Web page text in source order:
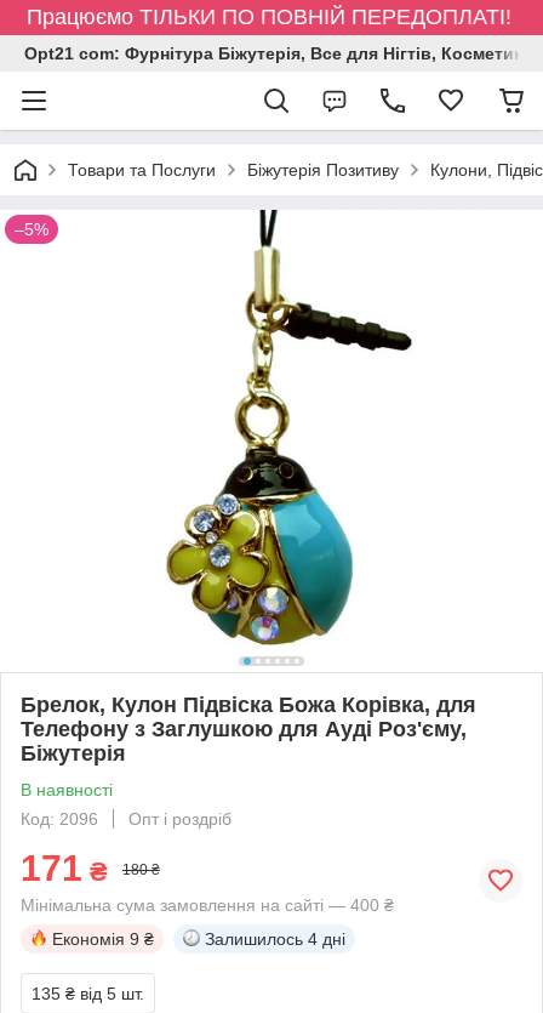
Працюємо ТІЛЬКИ ПО ПОВНІЙ ПЕРЕДОПЛАТІ!
Opt21 com: Фурнітура Біжутерія, Все для Нігтів, Косметика
Товари та Послуги Біжутерія Позитиву Кулони,
–5%
Брелок, Кулон Підвіска Божа Корівка, для
Телефону з Заглушкою для Ауді Роз'єму,
Біжутерія
В наявності
Код: 2096
Опт і роздріб
171 ₴ 180 ₴
Мінімальна сума замовлення на сайті — 400 ₴
Економія 9 ₴ Залишилось 4 дні
135 ₴ від 5 шт.